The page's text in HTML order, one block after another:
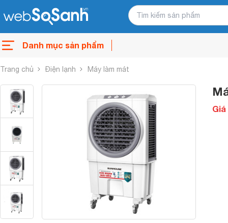
Danh mục sản phẩm
Trang chủ Điện lạnh Máy làm mát
Giá